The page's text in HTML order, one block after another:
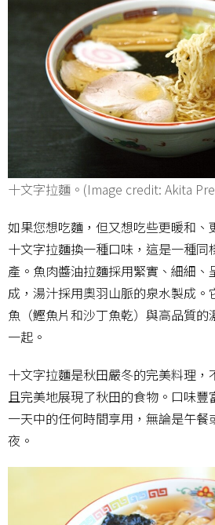
十文字拉麵。(Image credit: Akita
如果您想吃麵，但又想吃些更暖和、
十文字拉麵換一種口味，這是一種同
產。魚肉醬油拉麵採用緊實、細細、
成，湯汁採用奧羽山脈的泉水製成
魚（鰹魚片和沙丁魚乾）與高品質的
一起。
十文字拉麵是秋田嚴冬的完美料理
且完美地展現了秋田的食物。口味豐
一天中的任何時間享用，無論是午餐
夜。